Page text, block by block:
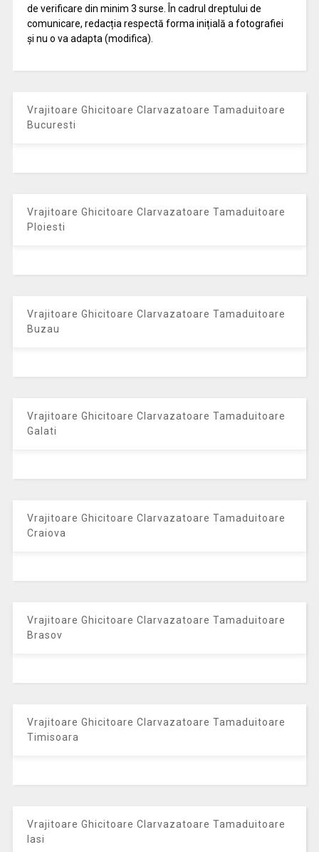
de verificare din minim 3 surse. În cadrul dreptului de
comunicare, redacția respectă forma inițială a fotografiei
și nu o va adapta (modifica).
Vrajitoare Ghicitoare Clarvazatoare Tamaduitoare
Bucuresti
Vrajitoare Ghicitoare Clarvazatoare Tamaduitoare
Ploiesti
Vrajitoare Ghicitoare Clarvazatoare Tamaduitoare
Buzau
Vrajitoare Ghicitoare Clarvazatoare Tamaduitoare
Galati
Vrajitoare Ghicitoare Clarvazatoare Tamaduitoare
Craiova
Vrajitoare Ghicitoare Clarvazatoare Tamaduitoare
Brasov
Vrajitoare Ghicitoare Clarvazatoare Tamaduitoare
Timisoara
Vrajitoare Ghicitoare Clarvazatoare Tamaduitoare
Iasi